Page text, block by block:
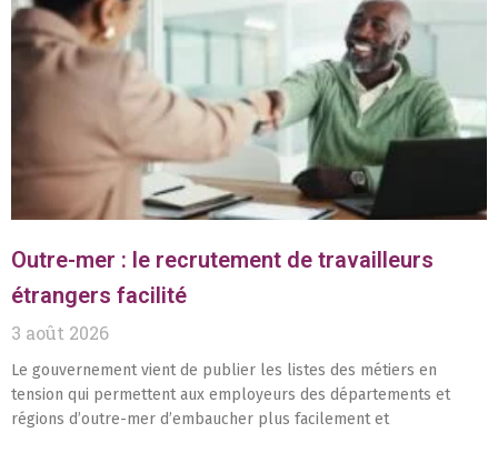
Outre-mer : le recrutement de travailleurs
étrangers facilité
3 août 2026
Le gouvernement vient de publier les listes des métiers en
tension qui permettent aux employeurs des départements et
régions d’outre-mer d’embaucher plus facilement et